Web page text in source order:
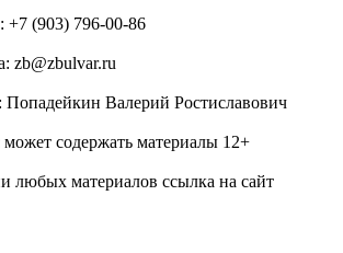
+7 (903) 796-00-86
zb@zbulvar.ru
Попадейкин Валерий Ростиславович
содержать материалы 12+
любых материалов ссылка на сайт